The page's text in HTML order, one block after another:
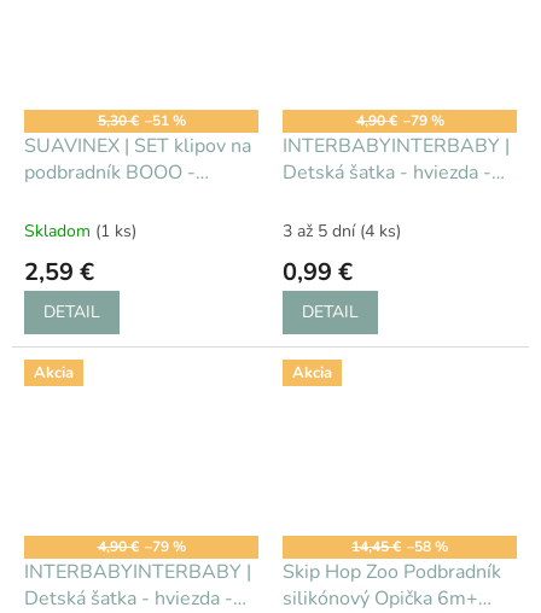
5,30 € –51 %
SUAVINEX | SET klipov na
podbradník BOOO -
Skladom (1 ks)
2,59 €
DETAIL
4,90 € –79 %
INTERBABYINTERBABY |
Detská šatka - hviezda -
3 až 5 dní (4 ks)
0,99 €
DETAIL
Akcia
4,90 € –79 %
INTERBABYINTERBABY |
Detská šatka - hviezda -
Akcia
14,45 € –58 %
Skip Hop Zoo Podbradník
silikónový Opička 6m+